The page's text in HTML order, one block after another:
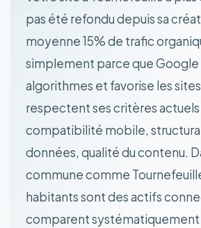
pas été refondu depuis sa
moyenne 15% de trafic
simplement parce que Google
algorithmes et favorise les
respectent ses critères
compatibilité mobile,
données, qualité du contenu.
commune comme
habitants sont des actifs
comparent systématiquement